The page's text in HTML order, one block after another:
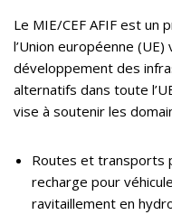
Le MIE/CEF AFIF est un
l’Union européenne
développement des
alternatifs dans toute
vise à soutenir les
Routes et transports
recharge pour
ravitaillement en